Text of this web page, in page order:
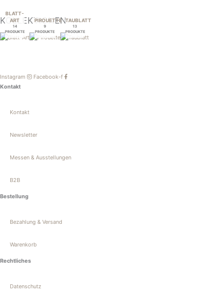
KOLLEKTIONEN
BLATT-
ART
14
PRODUKTE
PIROUETTE
9
PRODUKTE
TAUBLATT
13
PRODUKTE
Instagram
Facebook-f
Kontakt
Kontakt
Newsletter
Messen & Ausstellungen
B2B
Bestellung
Bezahlung & Versand
Warenkorb
Rechtliches
Datenschutz